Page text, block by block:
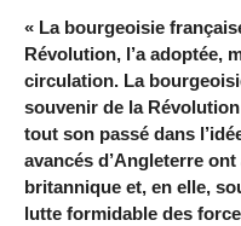
« La bourgeoisie
Révolution, l’a adoptée,
circulation. La
souvenir de la
tout son passé dans
avancés d’Angleterre
britannique et, en elle,
lutte formidable des